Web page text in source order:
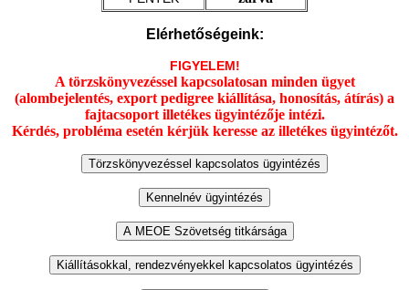
Elérhetőségeink:
FIGYELEM!
A törzskönyvezéssel kapcsolatosan minden ügyet
(alombejelentés, export pedigree kiállítása, honosítás, átírás) a
fajtacsoport illetékes ügyintézője intézi.
Kérdés, probléma esetén kérjük keresse az illetékes ügyintézőt.